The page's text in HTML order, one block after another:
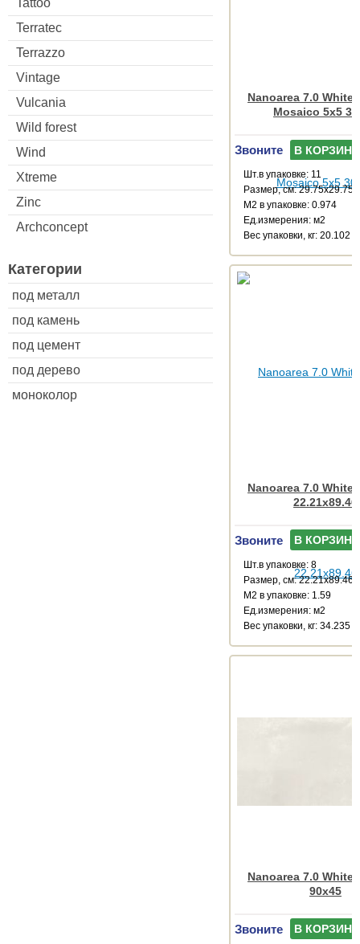
Terratec
Terrazzo
Vintage
Vulcania
Wild forest
Wind
Xtreme
Zinc
Archconcept
Категории
под металл
под камень
под цемент
под дерево
моноколор
Nanoarea 7.0 White
Mosaico 5x5
Звоните В КОРЗИНУ
Шт.в упаковке: 11
Размер, см: 29.75x29.75
М2 в упаковке: 0.974
Ед.измерения: м2
Веc упаковки, кг: 20.102
Nanoarea 7.0 White
22.21x89.46
Звоните В КОРЗИНУ
Шт.в упаковке: 8
Размер, см: 22.21x89.46
М2 в упаковке: 1.59
Ед.измерения: м2
Веc упаковки, кг: 34.235
Nanoarea 7.0 White
90x45
Звоните В КОРЗИНУ